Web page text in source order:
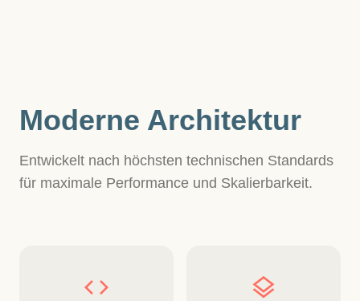
Moderne Architektur
Entwickelt nach höchsten technischen Standards
für maximale Performance und Skalierbarkeit.
code layers